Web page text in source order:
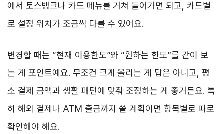
에서 토스뱅크나 카드 메뉴를 거쳐 들어가면 되고, 카드별
로 설정 위치가 조금씩 다를 수 있어요.
변경할 때는 “현재 이용한도”와 “원하는 한도”를 같이 보
는 게 포인트예요. 무조건 크게 올리는 게 답은 아니고, 평
소 결제 금액과 생활 패턴에 맞춰 조정하는 게 좋거든요. 특
히 해외 결제나 ATM 출금까지 쓸 계획이면 항목별로 따로
확인해야 해요.